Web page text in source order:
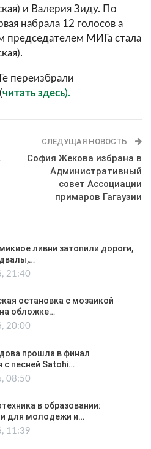
и Валерия Зиду. По
набрала 12 голосов а
председателем МИГа стала
переизбрали
читать здесь).
СЛЕДУЩАЯ НОВОСТЬ
София Жекова избрана в
Административный
совет Ассоциации
примаров Гагаузии
ливни затопили дороги,
21:40
остановка с мозаикой
обложке…
20:00
прошла в финал
с песней Satohi…
08:50
в образовании:
для молодежи и…
11:39